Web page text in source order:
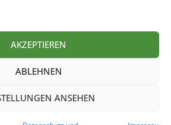
AKZEPTIEREN
ABLEHNEN
ANSEHEN